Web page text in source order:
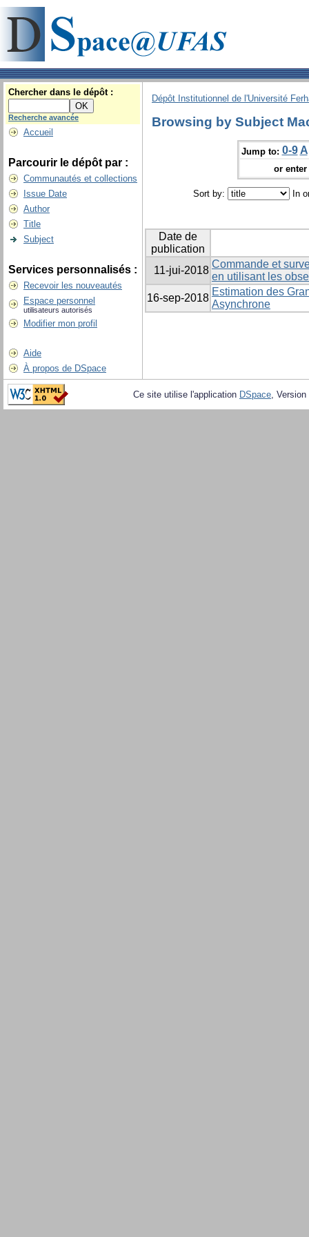
Chercher dans le dépôt :
Recherche avancée
Accueil
Parcourir le dépôt par :
Communautés et collections
Issue Date
Author
Title
Subject
Services personnalisés :
Recevoir les nouveautés
Espace personnel
utilisateurs autorisés
Modifier mon profil
Aide
À propos de DSpace
Dépôt Institutionnel de l'Université
Browsing by Subject
Jump to: 0-9 A
or
Sort by: In
Date de
publication
11-jui-2018
Commande et
en utilisant les
16-sep-2018
Estimation des
Asynchrone
Ce site utilise l'application DSpace,